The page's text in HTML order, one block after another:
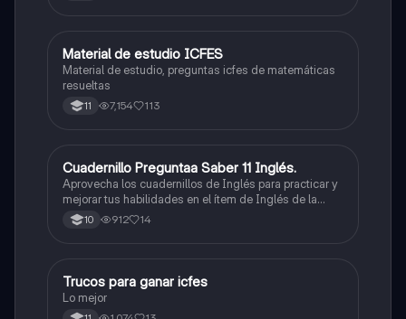
ICFES: Matemáticas
Material de estudio ICFES
Material de estudio, preguntas icfes de matemáticas
resueltas
11 7,154 113
ICFES: Inglés
Cuadernillo Preguntaa Saber 11 Inglés.
Aprovecha los cuadernillos de Inglés para practicar y
mejorar tus habilidades en el ítem de Inglés de la
Prueba Saber 11. 🫡
10 912 14
Química
Trucos para ganar icfes
Lo mejor